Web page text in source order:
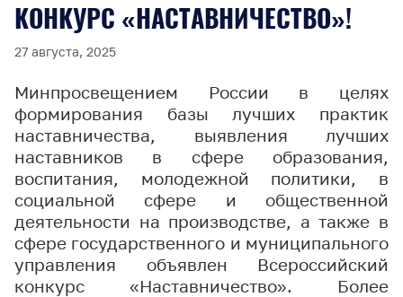
КОНКУРС «НАСТАВНИЧЕСТВО»!
27 августа, 2025
Минпросвещением России в целях
формирования базы лучших практик
наставничества, выявления лучших
наставников в сфере образования,
воспитания, молодежной политики, в
социальной сфере и общественной
деятельности на производстве, а также в
сфере государственного и муниципального
управления объявлен Всероссийский
конкурс «Наставничество». Более